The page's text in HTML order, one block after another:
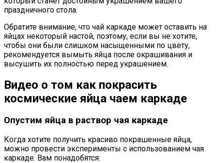
праздничного стола.
Обратите внимание, что чай каркаде может оставить на
яйцах некоторый настой, поэтому, если вы не хотите,
чтобы они были слишком насыщенными по цвету,
рекомендуется вымыть яйца после окрашивания и
высушить их полностью перед украшением.
Видео о том как покрасить
космические яйца чаем каркаде
Опустим яйца в раствор чая каркаде
Когда хотите получить красиво покрашенные яйца,
можно провести эксперименты с использованием чая
каркаде. Вам понадобятся: